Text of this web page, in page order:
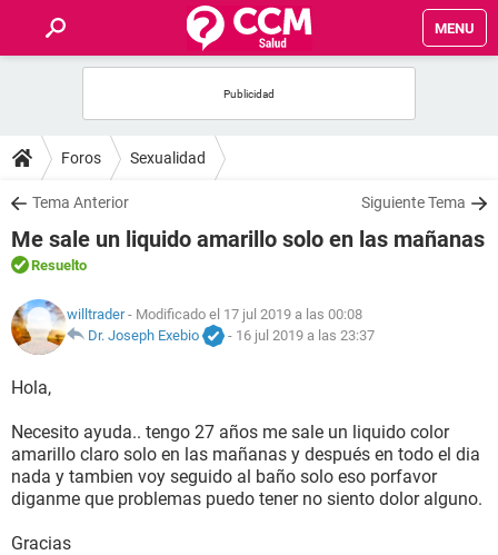
MENU
FOROS
SALUD
FAMILIA
NUTRICIÓN
SEXUALIDAD
GLOSARIO
Foros Sexualidad
Tema Anterior Siguiente Tema
Me sale un liquido amarillo solo en las mañanas
Resuelto
willtrader- Modificado el 17 jul 2019 a las 00:08
Dr. Joseph Exebio
- 16 jul 2019 a las 23:37
Hola,
Necesito ayuda.. tengo 27 años me sale un liquido color
amarillo claro solo en las mañanas y después en todo el dia
nada y tambien voy seguido al baño solo eso porfavor
diganme que problemas puedo tener no siento dolor alguno.
Gracias